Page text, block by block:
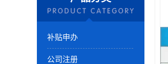
补贴申办
公司注册